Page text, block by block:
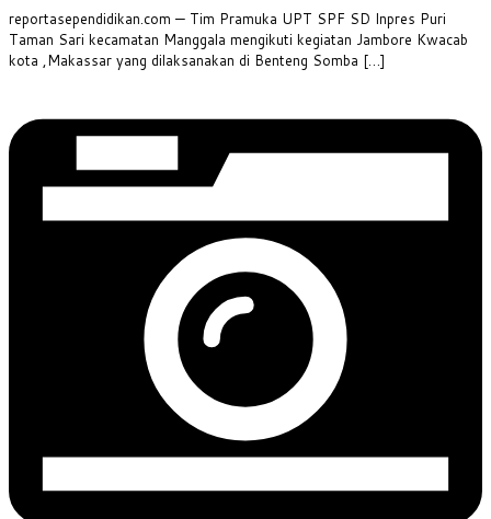
Share
reportasependidikan.com — Tim Pramuka UPT SPF SD Inpres Puri
Taman Sari kecamatan Manggala mengikuti kegiatan Jambore Kwacab
kota ,Makassar yang dilaksanakan di Benteng Somba […]